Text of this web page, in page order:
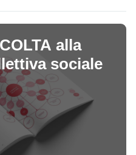
alla
sociale